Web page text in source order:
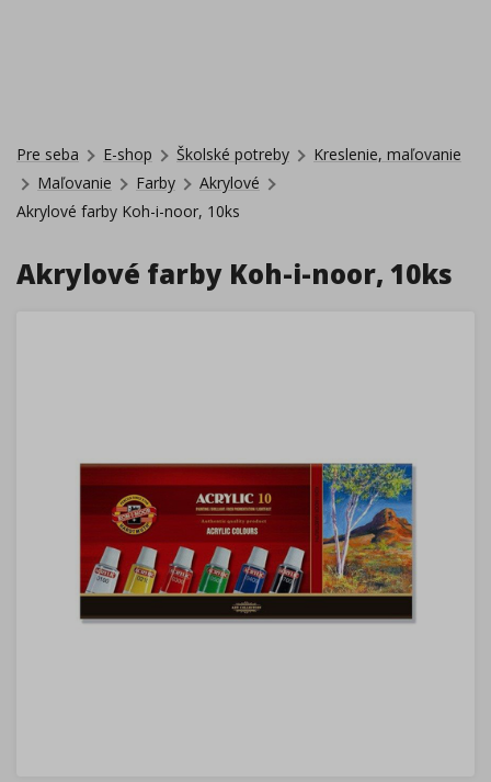
Pre seba E-shop Školské potreby
Kreslenie, maľovanie
Maľovanie
Farby
Akrylové
Akrylové farby Koh-i-noor, 10ks
Akrylové farby Koh-i-noor, 10ks